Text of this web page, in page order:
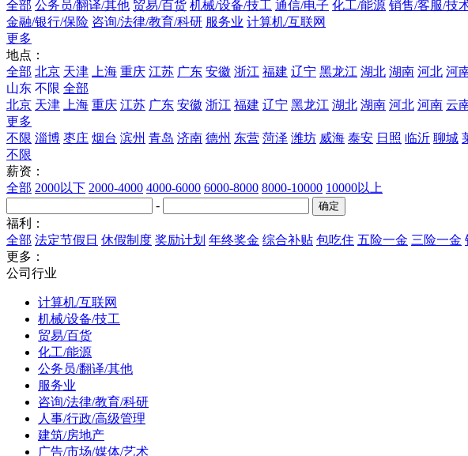
全部 公务员/翻译/其他 贸易/百货 机械/设备/技工 通信/电子 化工/能源 销售/客服/技
金融/银行/保险 咨询/法律/教育/科研 服务业 计算机/互联网
更多
地点：
全部 北京 天津 上海 重庆 江苏 广东 安徽 浙江 福建 辽宁 黑龙江 湖北 湖南 河北 河
山东 不限 全部
北京 天津 上海 重庆 江苏 广东 安徽 浙江 福建 辽宁 黑龙江 湖北 湖南 河北 河南 云
更多
不限 淄博 枣庄 烟台 滨州 青岛 济南 德州 东营 菏泽 潍坊 威海 泰安 日照 临沂 聊城
不限
薪资：
全部 2000以下 2000-4000 4000-6000 6000-8000 8000-10000 10000以上
-
福利：
全部 法定节假日 休假制度 奖励计划 年终奖金 综合补贴 包吃住 五险一金 三险一金
更多：
公司行业
计算机/互联网
机械/设备/技工
贸易/百货
化工/能源
公务员/翻译/其他
服务业
咨询/法律/教育/科研
人事/行政/高级管理
建筑/房地产
广告/市场/媒体/艺术